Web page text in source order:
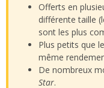
Offerts en
différente taille
sont les plus
Plus petits que
même
De nombreux
Star.